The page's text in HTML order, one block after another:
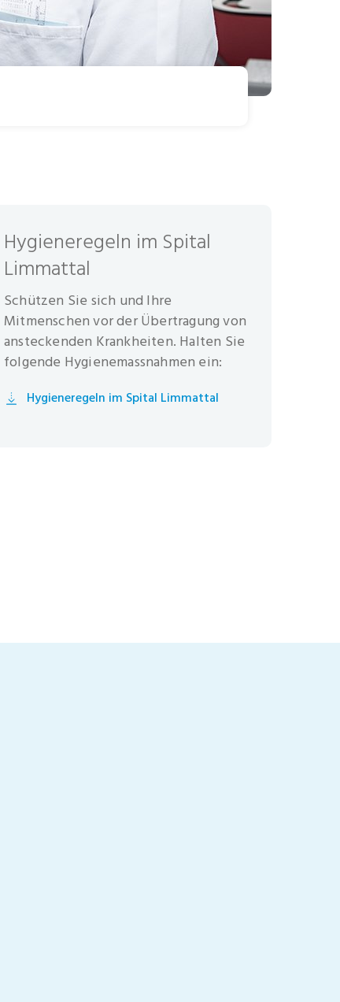
Hygieneregeln im Spital
Limmattal
Schützen Sie sich und Ihre
Mitmenschen vor der Übertragung von
ansteckenden Krankheiten. Halten Sie
folgende Hygienemassnahmen ein:
Hygieneregeln im Spital Limmattal